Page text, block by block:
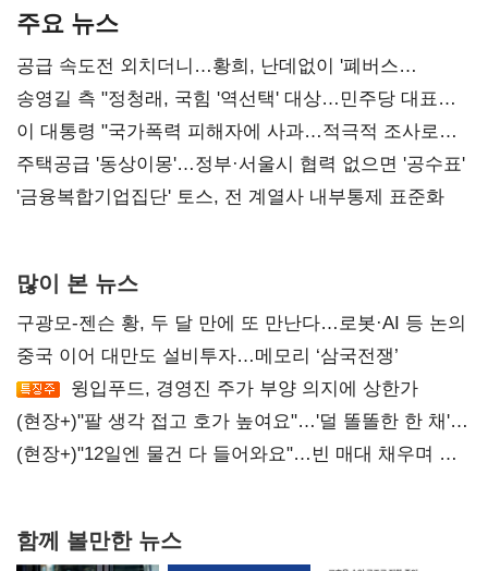
주요 뉴스
공급 속도전 외치더니…황희, 난데없이 '폐버스
리모델링' 제안
송영길 측 "정청래, 국힘 '역선택' 대상…민주당 대표로
총선 지휘 못해"
이 대통령 "국가폭력 피해자에 사과…적극적 조사로
진실 밝혀야"
주택공급 '동상이몽'…정부·서울시 협력 없으면 '공수표'
'금융복합기업집단' 토스, 전 계열사 내부통제 표준화
많이 본 뉴스
구광모-젠슨 황, 두 달 만에 또 만난다…로봇·AI 등 논의
중국 이어 대만도 설비투자…메모리 ‘삼국전쟁’
윙입푸드, 경영진 주가 부양 의지에 상한가
(현장+)"팔 생각 접고 호가 높여요"…'덜 똘똘한 한 채'
20억 키맞추기
(현장+)"12일엔 물건 다 들어와요"…빈 매대 채우며 문
함께 볼만한 뉴스